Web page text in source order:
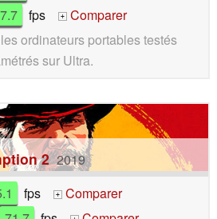
fps +
Comparer
ordinateurs portables testés
sur Ultra.
2 2019
fps +
Comparer